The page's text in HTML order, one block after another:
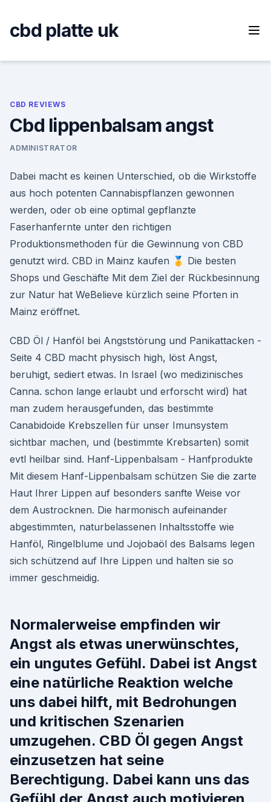
content
cbd platte uk
CBD REVIEWS
Cbd lippenbalsam angst
ADMINISTRATOR
Dabei macht es keinen Unterschied, ob die Wirkstoffe
aus hoch potenten Cannabispflanzen gewonnen
werden, oder ob eine optimal gepflanzte
Faserhanfernte unter den richtigen
Produktionsmethoden für die Gewinnung von CBD
genutzt wird. CBD in Mainz kaufen 🥇 Die besten
Shops und Geschäfte Mit dem Ziel der Rückbesinnung
zur Natur hat WeBelieve kürzlich seine Pforten in
Mainz eröffnet.
CBD Öl / Hanföl bei Angststörung und Panikattacken -
Seite 4 CBD macht physisch high, löst Angst,
beruhigt, sediert etwas. In Israel (wo medizinisches
Canna. schon lange erlaubt und erforscht wird) hat
man zudem herausgefunden, das bestimmte
Canabidoide Krebszellen für unser Imunsystem
sichtbar machen, und (bestimmte Krebsarten) somit
evtl heilbar sind. Hanf-Lippenbalsam - Hanfprodukte
Mit diesem Hanf-Lippenbalsam schützen Sie die zarte
Haut Ihrer Lippen auf besonders sanfte Weise vor
dem Austrocknen. Die harmonisch aufeinander
abgestimmten, naturbelassenen Inhaltsstoffe wie
Hanföl, Ringelblume und Jojobaöl des Balsams legen
sich schützend auf Ihre Lippen und halten sie so
immer geschmeidig.
Normalerweise empfinden wir
Angst als etwas unerwünschtes,
ein ungutes Gefühl. Dabei ist Angst
eine natürliche Reaktion welche
uns dabei hilft, mit Bedrohungen
und kritischen Szenarien
umzugehen. CBD Öl gegen Angst
einzusetzen hat seine
Berechtigung. Dabei kann uns das